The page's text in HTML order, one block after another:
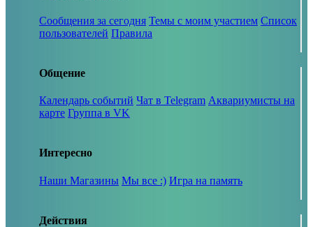
Сообщения за сегодня Темы с моим участием Список
пользователей Правила
Общение
Календарь событий Чат в Telegram Аквариумисты на
карте Группа в VK
Интересно
Наши Магазины Мы все :) Игра на память
Действия